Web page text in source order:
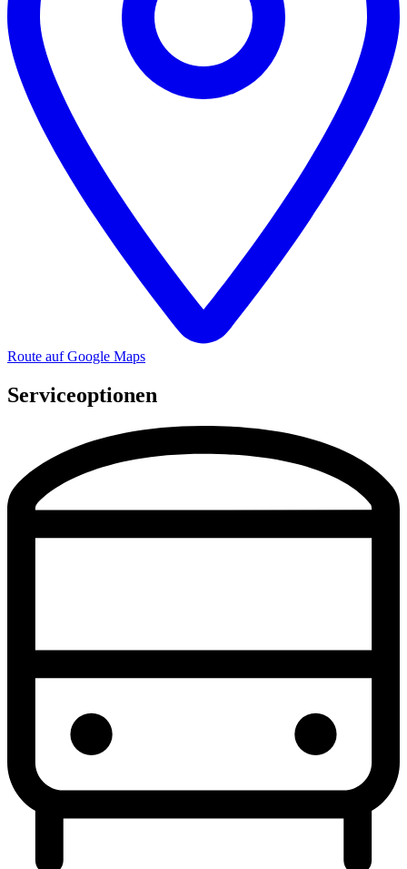
Route auf Google Maps
Serviceoptionen